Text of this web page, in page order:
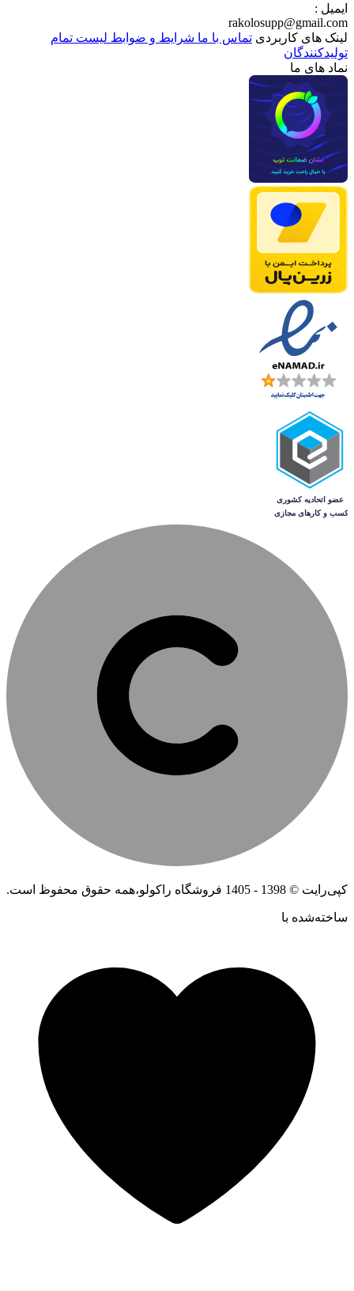
ایمیل :
rakolosupp@gmail.com
لینک های کاربردی تماس با ما شرایط و ضوابط لیست تمام
تولیدکنندگان
نماد های ما
کپی‌رایت © 1398 - 1405 فروشگاه راکولو،همه حقوق محفوظ است.
ساخته‌شده ‌با